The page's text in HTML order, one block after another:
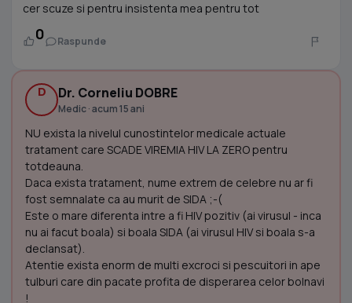
cer scuze si pentru insistenta mea pentru tot
0 Raspunde
D Dr. Corneliu DOBRE
Medic · acum 15 ani
NU exista la nivelul cunostintelor medicale actuale
tratament care SCADE VIREMIA HIV LA ZERO pentru
totdeauna.
Daca exista tratament, nume extrem de celebre nu ar fi
fost semnalate ca au murit de SIDA ;-(
Este o mare diferenta intre a fi HIV pozitiv (ai virusul - inca
nu ai facut boala) si boala SIDA (ai virusul HIV si boala s-a
declansat).
Atentie exista enorm de multi excroci si pescuitori in ape
tulburi care din pacate profita de disperarea celor bolnavi
!